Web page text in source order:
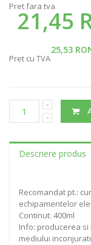
Pret fara tva
21,45
25,53
Pret cu TVA
Descriere produs
Recomandat pt.:
echipamentelor
Continut: 400ml
Info: producerea
mediului